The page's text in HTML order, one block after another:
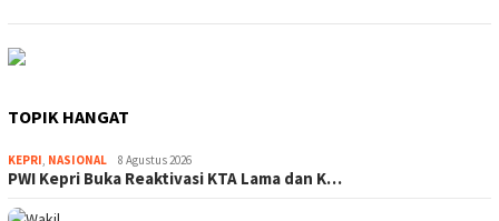
TOPIK HANGAT
KEPRI NASIONAL 8 Agustus 2026
PWI Kepri Buka Reaktivasi KTA Lama dan K…